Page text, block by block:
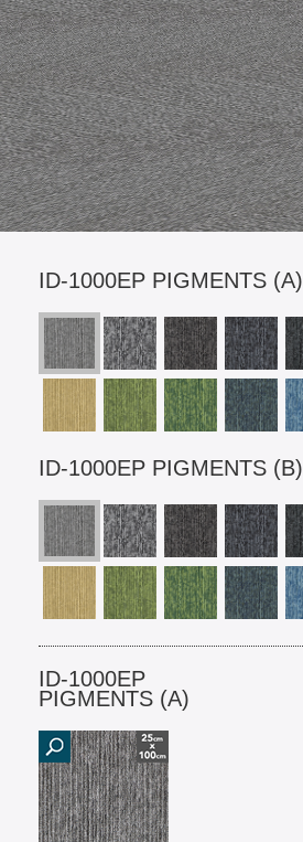
ID-1000EP PIGMENTS (A)
ID-1000EP PIGMENTS (B)
ID-1000EP
PIGMENTS (A)